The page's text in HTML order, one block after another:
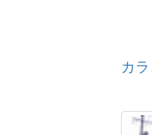
カ